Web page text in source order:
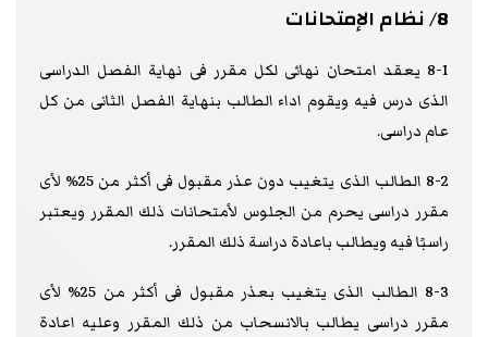
8/ نظام الإمتحانات
8-1 يعقد امتحان نهائى لكل مقرر فى نهاية الفصل الدراسى
الذى درس فيه ويقوم اداء الطالب بنهاية الفصل الثانى من كل
عام دراسى.
8-2 الطالب الذى يتغيب دون عذر مقبول فى أكثر من 25% لأى
مقرر دراسى يحرم من الجلوس لأمتحانات ذلك المقرر ويعتبر
راسبًا فيه ويطالب باعادة دراسة ذلك المقرر.
8-3 الطالب الذى يتغيب بعذر مقبول فى أكثر من 25% لأى
مقرر دراسى يطالب بالانسحاب من ذلك المقرر وعليه اعادة